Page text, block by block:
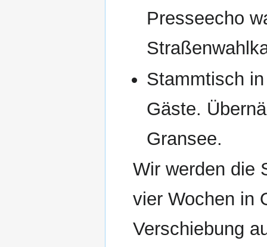
Presseecho
Stammtisch
Gäste.
Gransee.
Wir werden die
vier Wochen in
Verschiebung